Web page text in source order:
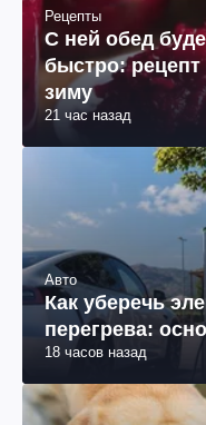
Рецепты
С ней обед
быстро:
зиму
21 час назад
Авто
Как уберечь
перегрева:
18 часов назад